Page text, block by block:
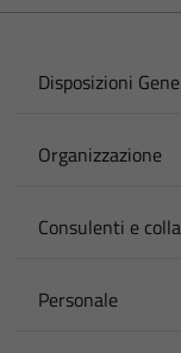
Disposizioni
Organizzazione
Consulenti e
Personale